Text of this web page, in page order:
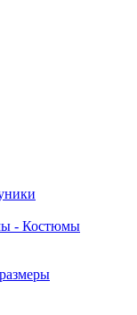
- Костюмы